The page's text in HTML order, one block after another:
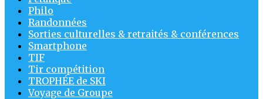
Philo
Randonnées
Sorties culturelles & retraités & conférences
Smartphone
TIF
Tir compétition
TROPHÉE de SKI
Voyage de Groupe